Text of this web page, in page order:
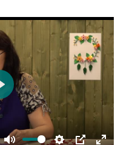
Play